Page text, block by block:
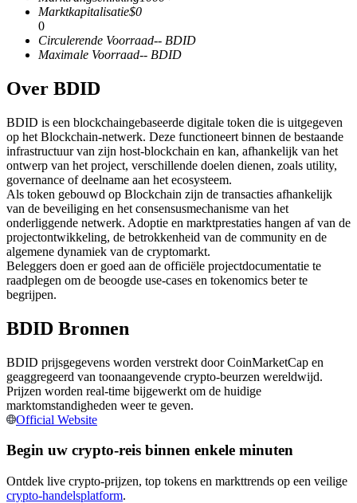
Derivaten voor aandelen, forex, edelmetalen en grondstoffen
USDC-futures
Futures met USDC als onderpand
Kopiëren Handel
Sluit je aan bij top traders
Marktkapitalisatie$0
0
Circulerende Voorraad-- BDID
Maximale Voorraad-- BDID
Over BDID
BDID is een blockchaingebaseerde digitale token die is uitgegeven
op het Blockchain-netwerk. Deze functioneert binnen de bestaande
infrastructuur van zijn host-blockchain en kan, afhankelijk van het
ontwerp van het project, verschillende doelen dienen, zoals utility,
governance of deelname aan het ecosysteem.
Als token gebouwd op Blockchain zijn de transacties afhankelijk
van de beveiliging en het consensusmechanisme van het
onderliggende netwerk. Adoptie en marktprestaties hangen af van de
projectontwikkeling, de betrokkenheid van de community en de
algemene dynamiek van de cryptomarkt.
Beleggers doen er goed aan de officiële projectdocumentatie te
raadplegen om de beoogde use-cases en tokenomics beter te
begrijpen.
BDID Bronnen
BDID prijsgegevens worden verstrekt door CoinMarketCap en
geaggregeerd van toonaangevende crypto-beurzen wereldwijd.
Prijzen worden real-time bijgewerkt om de huidige
marktomstandigheden weer te geven.
Official Website
Begin uw crypto-reis binnen enkele minuten
Ontdek live crypto-prijzen, top tokens en markttrends op een veilige
crypto-handelsplatform.